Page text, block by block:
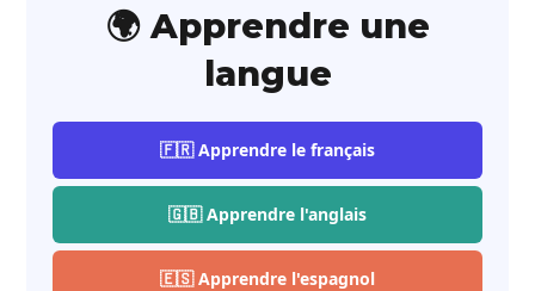
🌍 Apprendre une
langue
🇫🇷 Apprendre le français
🇬🇧 Apprendre l'anglais
🇪🇸 Apprendre l'espagnol